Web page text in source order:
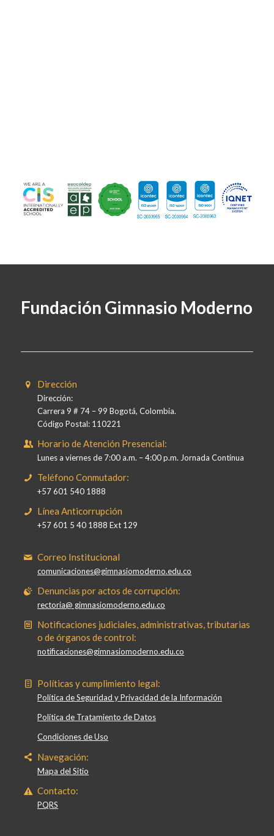
Fundación Gimnasio Moderno
Dirección
Dirección:
Carrera 9 # 74 – 99 Bogotá, Colombia.
Código Postal: 110221
Horario de Atención Presencial:
Lunes a viernes de 7:00 a.m. – 4:00 p.m. Jornada Continua
Teléfono Conmutador:
+57 601 540 1888
Línea Anticorrupción
+57 601 5 40 1888 Ext 129
Correo Institucional
comunicaciones@gimnasiomoderno.edu.co
Denuncias por actos de corrupción:
rectoria@ gimnasiomoderno.edu.co
Notificaciones judiciales, administrativas, tributarias
o de órganos de control:
notificaciones@gimnasiomoderno.edu.co
Políticas y cumplimiento legal:
Política de Seguridad y Privacidad de la Información
Política de Tratamiento de Datos
Condiciones de Uso
Navegación:
Mapa del Sitio
Contacto:
PQRS